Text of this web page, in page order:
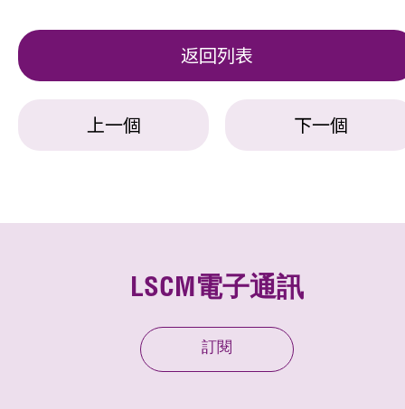
返回列表
上一個 下一個
LSCM電子通訊
訂閱